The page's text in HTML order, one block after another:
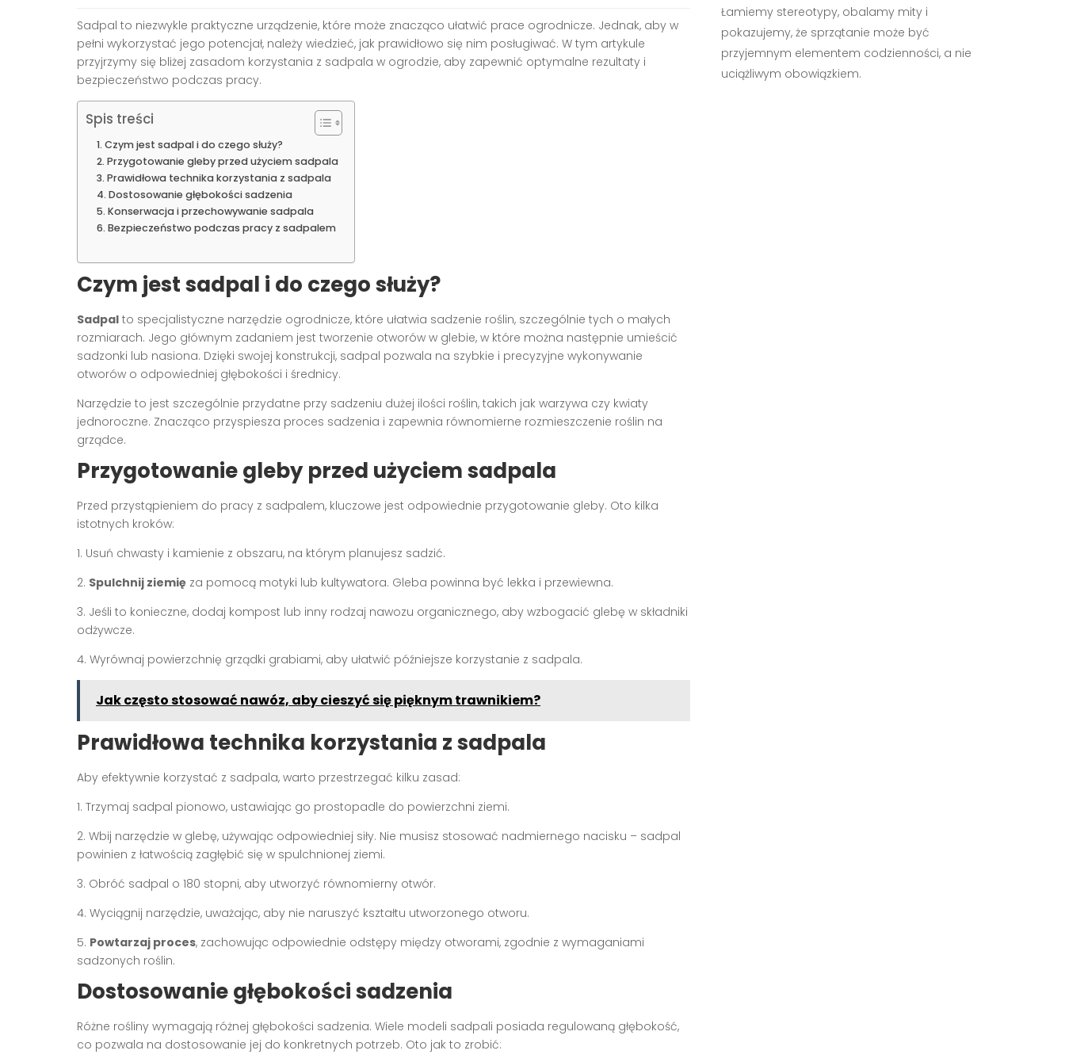
Sadpal to niezwykle praktyczne urządzenie, które może znacząco ułatwić prace ogrodnicze. Jednak, aby w
pełni wykorzystać jego potencjał, należy wiedzieć, jak prawidłowo się nim posługiwać. W tym artykule
przyjrzymy się bliżej zasadom korzystania z sadpala w ogrodzie, aby zapewnić optymalne rezultaty i
bezpieczeństwo podczas pracy.
Spis treści
Czym jest sadpal i do czego służy?
Przygotowanie gleby przed użyciem sadpala
Prawidłowa technika korzystania z sadpala
Dostosowanie głębokości sadzenia
Konserwacja i przechowywanie sadpala
Bezpieczeństwo podczas pracy z sadpalem
Czym jest sadpal i do czego służy?
Sadpal to specjalistyczne narzędzie ogrodnicze, które ułatwia sadzenie roślin, szczególnie tych o małych
rozmiarach. Jego głównym zadaniem jest tworzenie otworów w glebie, w które można następnie umieścić
sadzonki lub nasiona. Dzięki swojej konstrukcji, sadpal pozwala na szybkie i precyzyjne wykonywanie
otworów o odpowiedniej głębokości i średnicy.
Narzędzie to jest szczególnie przydatne przy sadzeniu dużej ilości roślin, takich jak warzywa czy kwiaty
jednoroczne. Znacząco przyspiesza proces sadzenia i zapewnia równomierne rozmieszczenie roślin na
grządce.
Przygotowanie gleby przed użyciem sadpala
Przed przystąpieniem do pracy z sadpalem, kluczowe jest odpowiednie przygotowanie gleby. Oto kilka
istotnych kroków:
1. Usuń chwasty i kamienie z obszaru, na którym planujesz sadzić.
2. Spulchnij ziemię za pomocą motyki lub kultywatora. Gleba powinna być lekka i przewiewna.
3. Jeśli to konieczne, dodaj kompost lub inny rodzaj nawozu organicznego, aby wzbogacić glebę w składniki
odżywcze.
4. Wyrównaj powierzchnię grządki grabiami, aby ułatwić późniejsze korzystanie z sadpala.
Jak często stosować nawóz, aby cieszyć się pięknym trawnikiem?
Prawidłowa technika korzystania z sadpala
Aby efektywnie korzystać z sadpala, warto przestrzegać kilku zasad:
1. Trzymaj sadpal pionowo, ustawiając go prostopadle do powierzchni ziemi.
2. Wbij narzędzie w glebę, używając odpowiedniej siły. Nie musisz stosować nadmiernego nacisku – sadpal
powinien z łatwością zagłębić się w spulchnionej ziemi.
3. Obróć sadpal o 180 stopni, aby utworzyć równomierny otwór.
4. Wyciągnij narzędzie, uważając, aby nie naruszyć kształtu utworzonego otworu.
5. Powtarzaj proces, zachowując odpowiednie odstępy między otworami, zgodnie z wymaganiami
sadzonych roślin.
Dostosowanie głębokości sadzenia
Różne rośliny wymagają różnej głębokości sadzenia. Wiele modeli sadpali posiada regulowaną głębokość,
co pozwala na dostosowanie jej do konkretnych potrzeb. Oto jak to zrobić:
Łamiemy stereotypy, obalamy mity i
pokazujemy, że sprzątanie może być
przyjemnym elementem codzienności, a nie
uciążliwym obowiązkiem.